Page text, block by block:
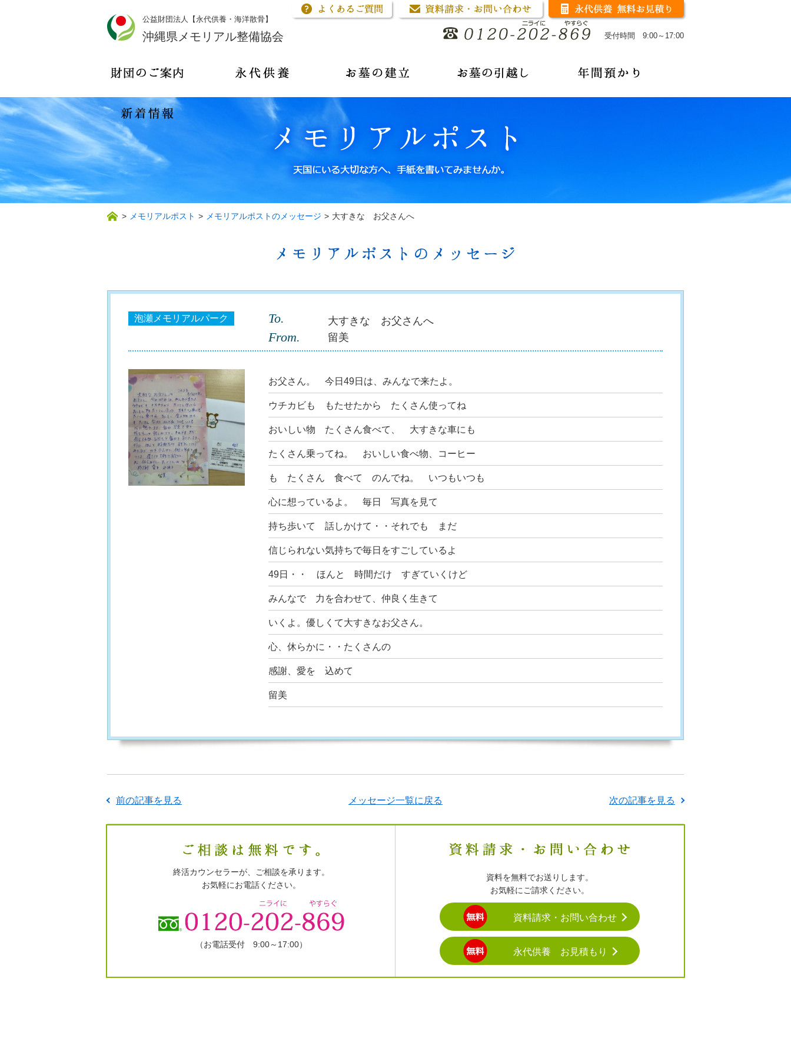
公益財団法人【永代供養・海洋散骨】
沖縄県メモリアル整備協会 受付時間 9:00～17:00
> メモリアルポスト > メモリアルポストのメッセージ > 大すきな お父さんへ
メモリアルポストのメッセージ
泡瀬メモリアルパーク To. 大すきな お父さんへ
From. 留美
お父さん。 今日49日は、みんなで来たよ。
ウチカビも もたせたから たくさん使ってね
おいしい物 たくさん食べて、 大すきな車にも
たくさん乗ってね。 おいしい食べ物、コーヒー
も たくさん 食べて のんでね。 いつもいつも
心に想っているよ。 毎日 写真を見て
持ち歩いて 話しかけて・・それでも まだ
信じられない気持ちで毎日をすごしているよ
49日・・ ほんと 時間だけ すぎていくけど
みんなで 力を合わせて、仲良く生きて
いくよ。優しくて大すきなお父さん。
心、休らかに・・たくさんの
感謝、愛を 込めて
留美
前の記事を見る メッセージ一覧に戻る 次の記事を見る
終活カウンセラーが、ご相談を承ります。
お気軽にお電話ください。
（お電話受付 9:00～17:00）
資料を無料でお送りします。
お気軽にご請求ください。
資料請求・お問い合わせ
永代供養 お見積もり